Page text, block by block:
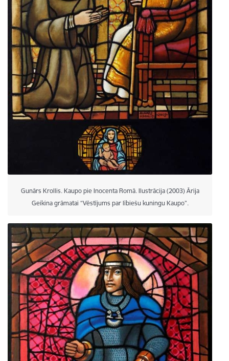
Gunārs Krollis. Kaupo pie Inocenta Romā. Ilustrācija (2003) Ārija
Geikina grāmatai “Vēstījums par lībiešu kuningu Kaupo”.